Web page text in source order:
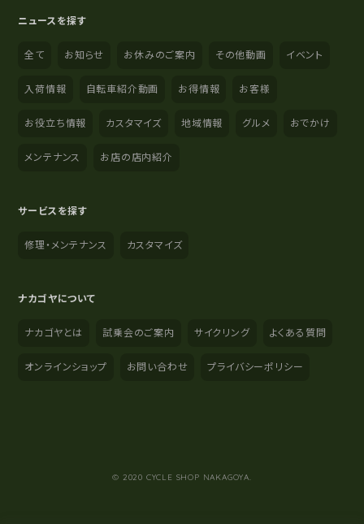
ニュースを探す
全て お知らせ お休みのご案内 その他動画 イベント
入荷情報 自転車紹介動画 お得情報 お客様
お役立ち情報 カスタマイズ 地域情報 グルメ おでかけ
メンテナンス お店の店内紹介
サービスを探す
修理・メンテナンス カスタマイズ
ナカゴヤについて
ナカゴヤとは 試乗会のご案内 サイクリング よくある質問
オンラインショップ お問い合わせ プライバシーポリシー
© 2020 CYCLE SHOP NAKAGOYA.